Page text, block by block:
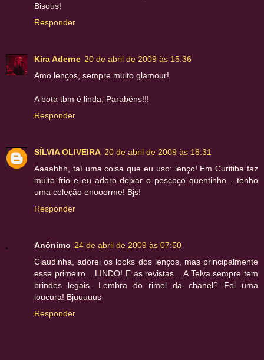
Bisous!
Responder
Kira Aderne 20 de abril de 2009 às 15:36
Amo lenços, sempre muito glamour!
A bota tbm é linda, Parabéns!!!
Responder
SÍLVIA OLIVEIRA 20 de abril de 2009 às 18:31
Aaaahhh, taí uma coisa que eu uso: lenço! Em Curitiba faz
muito frio e eu adoro deixar o pescoço quentinho... tenho
uma coleção enooorme! Bjs!
Responder
Anônimo 24 de abril de 2009 às 07:50
Claudinha, adorei os looks dos lenços, mas principalmente
esse primeiro... LINDO! E as revistas... A Telva sempre tem
brindes legais. Lembra do rimel da chanel? Foi uma
loucura! Bjuuuuus
Responder